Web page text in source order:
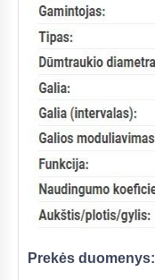
Prekės duomenys: